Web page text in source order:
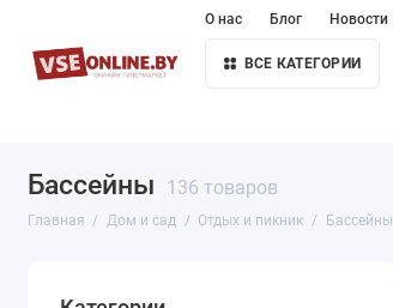
О нас Блог Новости
ВСЕ КАТЕГОРИИ
Бассейны 136 товаров
Главная Дом и сад Отдых и пикник Бассейны